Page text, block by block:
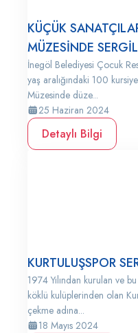
KÜÇÜK
MÜZESİNDE
İnegöl Belediyesi Çocuk
yaş aralığındaki 100
Müzesinde düze...
25 Haziran 2024
Detaylı Bilgi
KURTULUŞSPOR
1974 Yılından kurulan ve
köklü kulüplerinden olan
çekme adına...
18 Mayıs 2024